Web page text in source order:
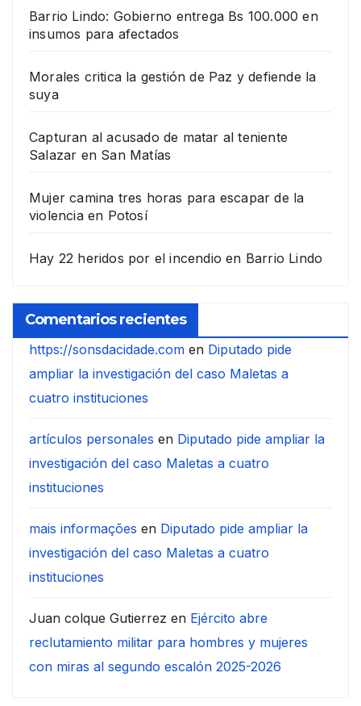
Barrio Lindo: Gobierno entrega Bs 100.000 en
insumos para afectados
Morales critica la gestión de Paz y defiende la
suya
Capturan al acusado de matar al teniente
Salazar en San Matías
Mujer camina tres horas para escapar de la
violencia en Potosí
Hay 22 heridos por el incendio en Barrio Lindo
Comentarios recientes
https://sonsdacidade.com en Diputado pide
ampliar la investigación del caso Maletas a
cuatro instituciones
artículos personales en Diputado pide ampliar la
investigación del caso Maletas a cuatro
instituciones
mais informações en Diputado pide ampliar la
investigación del caso Maletas a cuatro
instituciones
Juan colque Gutierrez en Ejército abre
reclutamiento militar para hombres y mujeres
con miras al segundo escalón 2025-2026